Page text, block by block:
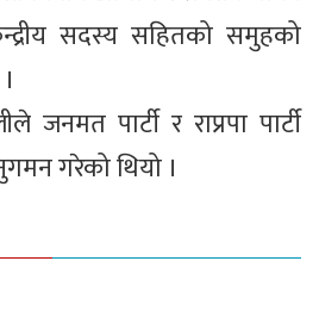
सदस्य सहितको समुहको
पार्टी र राप्रपा पार्टी
गरेको थियो ।